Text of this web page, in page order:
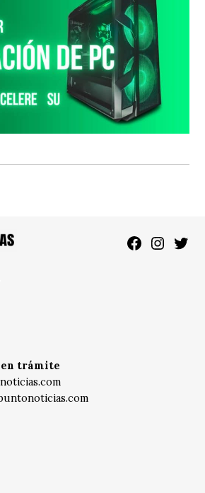
Facebook
en trámite